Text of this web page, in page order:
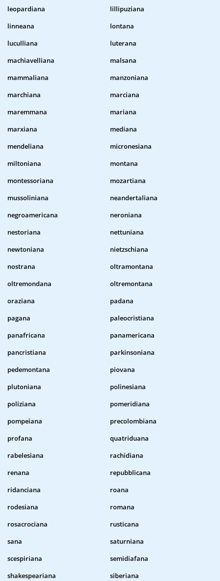
leopardiana
lillipuziana
linneana
lontana
luculliana
luterana
machiavelliana
malsana
mammaliana
manzoniana
marchiana
marciana
maremmana
mariana
marxiana
mediana
mendeliana
micronesiana
miltoniana
montana
montessoriana
mozartiana
mussoliniana
neandertaliana
negroamericana
neroniana
nestoriana
nettuniana
newtoniana
nietzschiana
nostrana
oltramontana
oltremondana
oltremontana
oraziana
padana
pagana
paleocristiana
panafricana
panamericana
pancristiana
parkinsoniana
pedemontana
piovana
plutoniana
polinesiana
poliziana
pomeridiana
pompeiana
precolombiana
profana
quatriduana
rabelesiana
rachidiana
renana
repubblicana
ridanciana
roana
rodesiana
romana
rosacrociana
rusticana
sana
saturniana
scespiriana
semidiafana
shakespeariana
siberiana